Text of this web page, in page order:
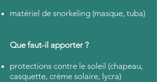
matériel de snorkeling (masque, tuba)
Que faut-il apporter ?
protections contre le soleil (chapeau,
casquette, crème solaire, lycra)